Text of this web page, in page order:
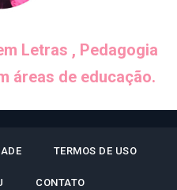
Letras , Pedagogia
áreas de educação.
TERMOS DE USO
CONTATO